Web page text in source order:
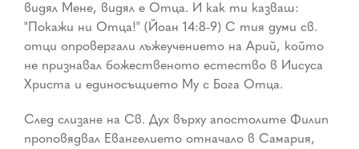
видял Мене, видял е Отца. И как ти казваш:
"Покажи ни Отца!" (Йоан 14:8-9) С тия думи св.
отци опровергали лъжеучението на Арий, който
не признавал божественото естество в Иисуса
Христа и единосъщието Му с Бога Отца.
След слизане на Св. Дух върху апостолите Филип
проповядвал Евангелието отначало в Самария,